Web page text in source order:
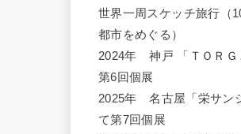
世界一周スケッチ旅行（
都市をめぐる）
2024年 神戸 「ＴＯＲＧ
第6回個展
2025年 名古屋「栄サン
て第7回個展